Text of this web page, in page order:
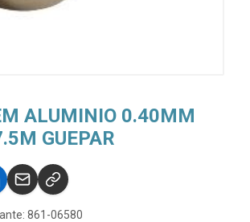
ALUMINIO 0.40MM
GUEPAR
861-06580